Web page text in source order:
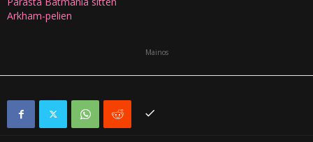
Arkham-pelien
Mainos